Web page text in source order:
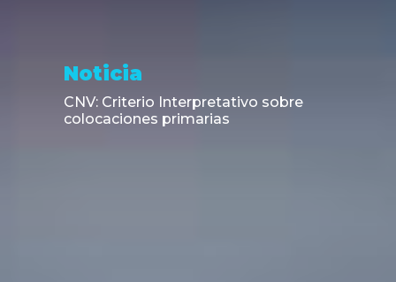
Opinión
38.477 escritos en tres días: El caso
chileno que expuso el atraso del sistema